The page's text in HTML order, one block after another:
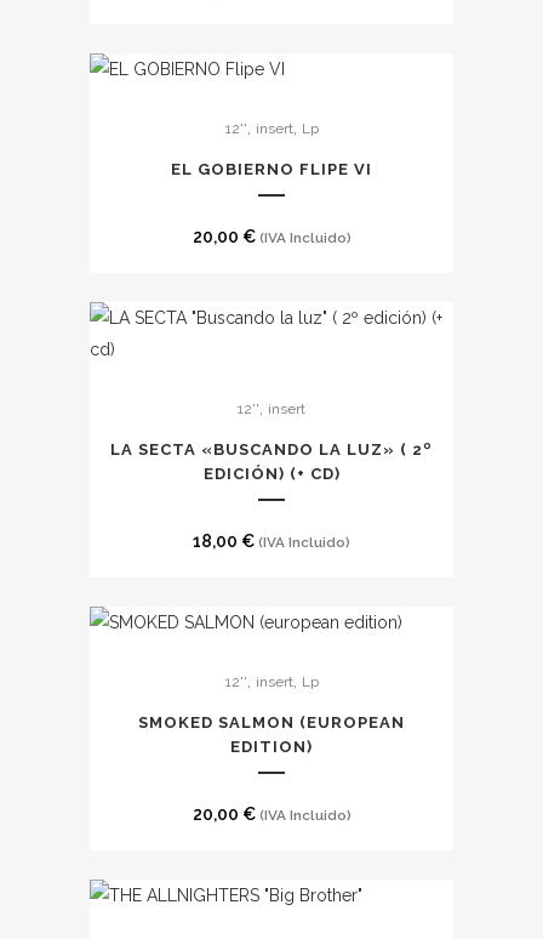
12'' insert, Lp
EL GOBIERNO FLIPE VI
20,00 € (IVA Incluido)
12'' insert
LA SECTA «BUSCANDO LA LUZ» ( 2º
EDICIÓN) (+ CD)
18,00 € (IVA Incluido)
12'' insert, Lp
SMOKED SALMON (EUROPEAN
EDITION)
20,00 € (IVA Incluido)